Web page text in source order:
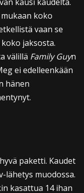
koko
vaan se
jaksosta.
välillä Family Guyn
ei edelleenkään
hänen
paketti. Kaudet
lähetys muodossa.
kasattua 14 ihan